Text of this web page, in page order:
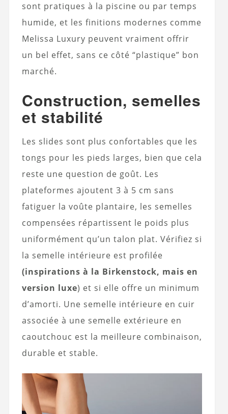
sont pratiques à la piscine ou par temps
humide, et les finitions modernes comme
Melissa Luxury peuvent vraiment offrir
un bel effet, sans ce côté “plastique” bon
marché.
Construction, semelles
et stabilité
Les slides sont plus confortables que les
tongs pour les pieds larges, bien que cela
reste une question de goût. Les
plateformes ajoutent 3 à 5 cm sans
fatiguer la voûte plantaire, les semelles
compensées répartissent le poids plus
uniformément qu’un talon plat. Vérifiez si
la semelle intérieure est profilée
(inspirations à la Birkenstock, mais en
version luxe) et si elle offre un minimum
d’amorti. Une semelle intérieure en cuir
associée à une semelle extérieure en
caoutchouc est la meilleure combinaison,
durable et stable.